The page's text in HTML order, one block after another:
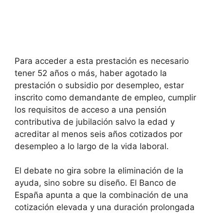
Para acceder a esta prestación es necesario
tener 52 años o más, haber agotado la
prestación o subsidio por desempleo, estar
inscrito como demandante de empleo, cumplir
los requisitos de acceso a una pensión
contributiva de jubilación salvo la edad y
acreditar al menos seis años cotizados por
desempleo a lo largo de la vida laboral.
El debate no gira sobre la eliminación de la
ayuda, sino sobre su diseño. El Banco de
España apunta a que la combinación de una
cotización elevada y una duración prolongada